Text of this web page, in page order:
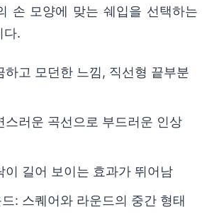
손 모양에 맞는 쉐입을 선택하는
다.
하고 모던한 느낌, 직선형 끝부분
스러운 곡선으로 부드러운 인상
이 길어 보이는 효과가 뛰어남
: 스퀘어와 라운드의 중간 형태